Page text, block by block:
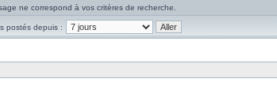
ne correspond à vos critères de recherche.
postés depuis :